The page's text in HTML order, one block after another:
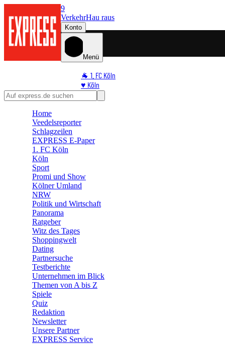
9
VerkehrHau raus
Konto
Menü
🐐 1. FC Köln
♥️ Köln
⭐ Promi
🛒 Shoppingwelt
Home
Veedelsreporter
Schlagzeilen
EXPRESS E-Paper
1. FC Köln
Köln
Sport
Promi und Show
Kölner Umland
NRW
Politik und Wirtschaft
Panorama
Ratgeber
Witz des Tages
Shoppingwelt
Dating
Partnersuche
Testberichte
Unternehmen im Blick
Themen von A bis Z
Spiele
Quiz
Redaktion
Newsletter
Unsere Partner
EXPRESS Service